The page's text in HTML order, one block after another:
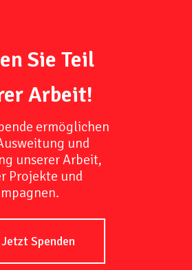
Sie Teil
Arbeit!
ermöglichen
und
unserer Arbeit,
Projekte und
Jetzt Spenden